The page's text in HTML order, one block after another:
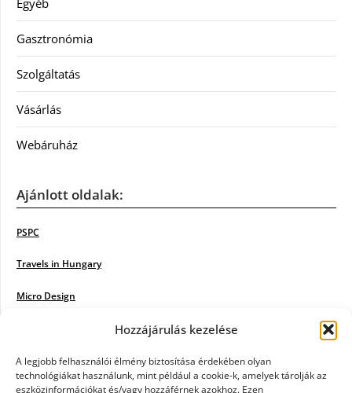
Hozzájárulás kezelése
A legjobb felhasználói élmény biztosítása érdekében olyan
technológiákat használunk, mint például a cookie-k, amelyek tárolják az
eszközinformációkat és/vagy hozzáférnek azokhoz. Ezen
Egyéb
Gasztronómia
Szolgáltatás
Vásárlás
Webáruház
Ajánlott oldalak:
PSPC
Travels in Hungary
Micro Design
Poiwiki